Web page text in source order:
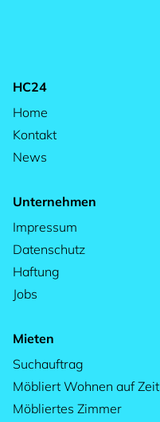
HC24
Home
Kontakt
News
Unternehmen
Impressum
Datenschutz
Haftung
Jobs
Mieten
Suchauftrag
Möbliert Wohnen auf Zeit
Möbliertes Zimmer